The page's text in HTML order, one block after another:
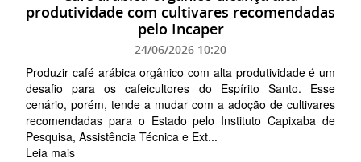
produtividade com cultivares recomendadas
pelo Incaper
24/06/2026 10:20
Produzir café arábica orgânico com alta produtividade é um
desafio para os cafeicultores do Espírito Santo. Esse
cenário, porém, tende a mudar com a adoção de cultivares
recomendadas para o Estado pelo Instituto Capixaba de
Pesquisa, Assistência Técnica e Ext...
Leia mais